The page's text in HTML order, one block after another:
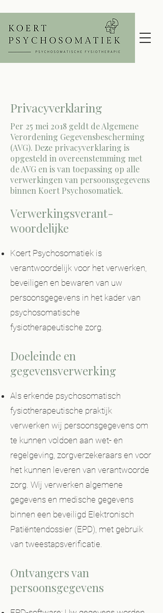
Privacyverklaring
Per 25 mei 2018 geldt de Algemene
Verordening Gegevensbescherming
(AVG). Deze privacyverklaring is
opgesteld in overeenstemming met
de AVG en is van toepassing op alle
verwerkingen van persoonsgegevens
binnen Koert Psychosomatiek.
Verwerkingsverant-
woordelijke
Koert Psychosomatiek is
verantwoordelijk voor het verwerken,
beveiligen en bewaren van uw
persoonsgegevens in het kader van
psychosomatische
fysiotherapeutische zorg.
Doeleinde en
gegevensverwerking
Als erkende psychosomatisch
fysiotherapeutische praktijk
verwerken wij persoonsgegevens om
te kunnen voldoen aan wet- en
regelgeving, zorgverzekeraars en voor
het kunnen leveren van verantwoorde
zorg. Wij verwerken algemene
gegevens en medische gegevens
binnen een beveiligd Elektronisch
Patiëntendossier (EPD), met gebruik
van tweestapsverificatie.
Ontvangers van
persoonsgegevens